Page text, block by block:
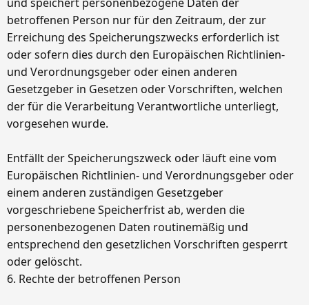
betroffenen Person nur für den Zeitraum, der zur
Erreichung des Speicherungszwecks erforderlich ist
oder sofern dies durch den Europäischen Richtlinien-
und Verordnungsgeber oder einen anderen
Gesetzgeber in Gesetzen oder Vorschriften, welchen
der für die Verarbeitung Verantwortliche unterliegt,
vorgesehen wurde.
Entfällt der Speicherungszweck oder läuft eine vom
Europäischen Richtlinien- und Verordnungsgeber oder
einem anderen zuständigen Gesetzgeber
vorgeschriebene Speicherfrist ab, werden die
personenbezogenen Daten routinemäßig und
entsprechend den gesetzlichen Vorschriften gesperrt
oder gelöscht.
6. Rechte der betroffenen Person